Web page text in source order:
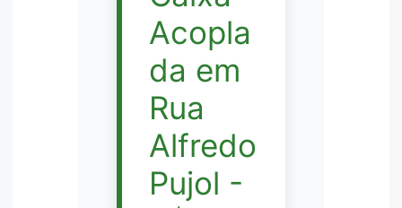
Acopla
da em
Rua
Alfredo
Pujol -